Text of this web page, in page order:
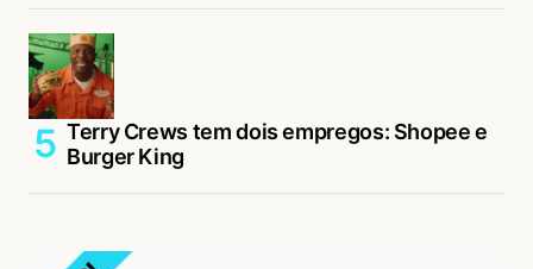
Terry Crews tem dois empregos: Shopee e
Burger King